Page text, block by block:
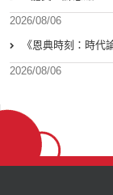
2026/08/06
《恩典時刻：時代
2026/08/06